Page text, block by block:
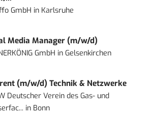
GmbH in Karlsruhe
Media Manager (m/w/d)
GmbH inGelsenkirchen
(m/w/d) Technik & Netzwerke
Deutscher Verein des Gas- und
in Bonn